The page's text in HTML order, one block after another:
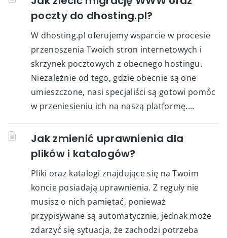
poczty do dhosting.pl?
W dhosting.pl oferujemy wsparcie w procesie
przenoszenia Twoich stron internetowych i
skrzynek pocztowych z obecnego hostingu.
Niezależnie od tego, gdzie obecnie są one
umieszczone, nasi specjaliści są gotowi pomóc
w przeniesieniu ich na naszą platformę....
Jak zmienić uprawnienia dla
plików i katalogów?
Pliki oraz katalogi znajdujące się na Twoim
koncie posiadają uprawnienia. Z reguły nie
musisz o nich pamiętać, ponieważ
przypisywane są automatycznie, jednak może
zdarzyć się sytuacja, że zachodzi potrzeba